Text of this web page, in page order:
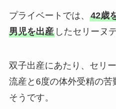
プライベートでは、 42歳
男児を出産したセリーヌ
双子出産にあたり、セリ
流産と6度の体外受精の
そうです。